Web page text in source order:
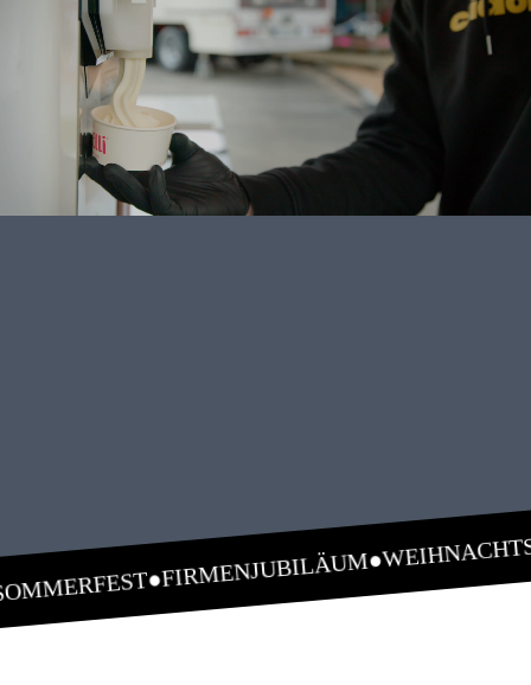
●FIRMENJUBILÄUM●